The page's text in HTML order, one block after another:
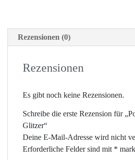
Rezensionen (0)
Rezensionen
Es gibt noch keine Rezensionen.
Schreibe die erste Rezension für
Glitzer“
Deine E-Mail-Adresse wird nicht
Erforderliche Felder sind mit *